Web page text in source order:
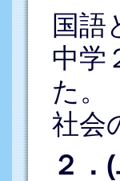
国語
中学
た。
社会
２．